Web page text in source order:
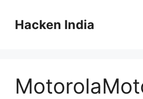
contentHacken India